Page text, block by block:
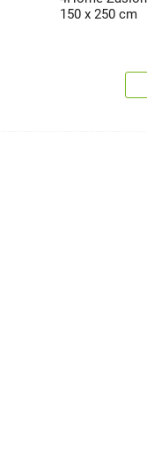
150 x 250 cm